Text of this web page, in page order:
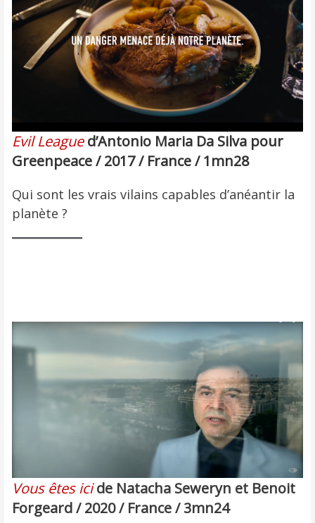
Evil League d’Antonio Maria Da Silva pour
Greenpeace / 2017 / France / 1mn28
Qui sont les vrais vilains capables d’anéantir la
planète ?
Vous êtes ici de Natacha Seweryn et Benoit
Forgeard / 2020 / France / 3mn24